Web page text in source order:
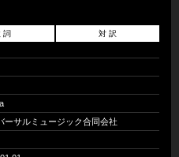
詞 対 訳
ーサルミュージック合同会社